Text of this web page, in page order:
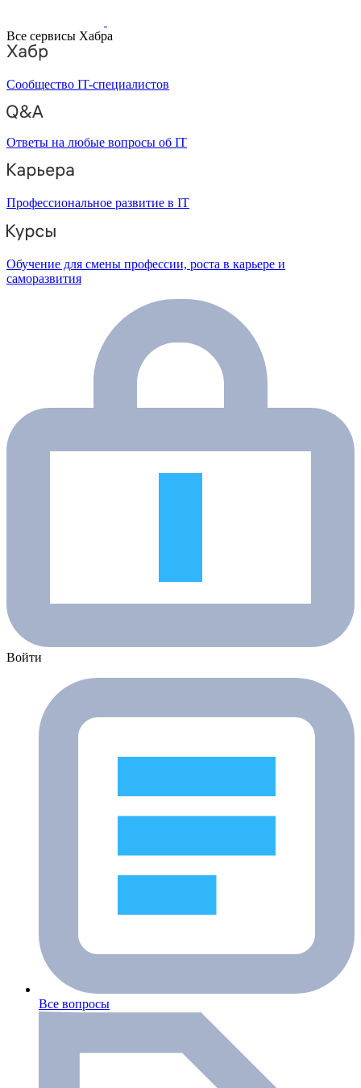
Все сервисы Хабра
Сообщество IT-специалистов
Ответы на любые вопросы об IT
Профессиональное развитие в IT
Обучение для смены профессии, роста в карьере и
саморазвития
Войти
Все вопросы